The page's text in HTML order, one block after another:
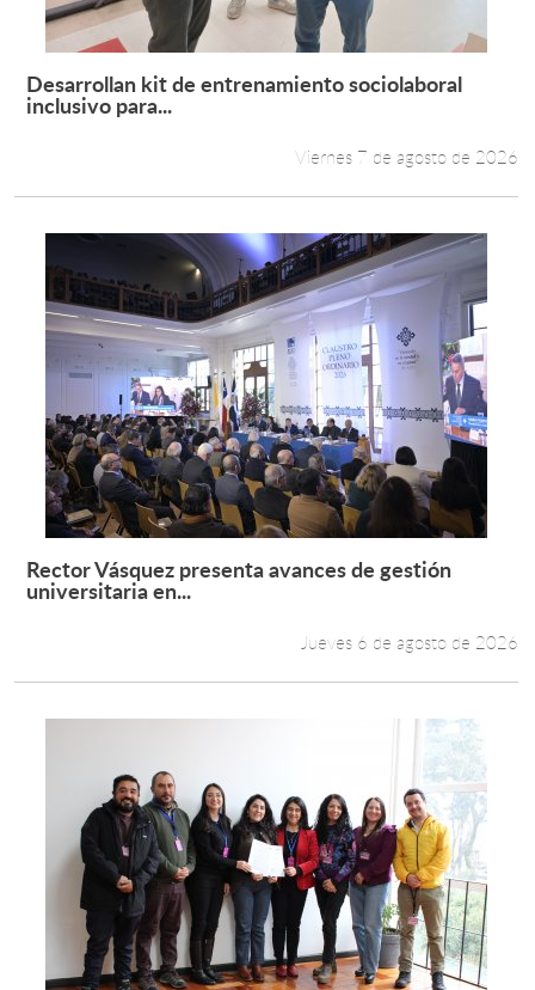
Postgrado
Formación Continua
Funcionarios
Alumni
English
Leer más +
Desarrollan kit de entrenamiento sociolaboral
inclusivo para...
Viernes 7 de agosto de 2026
Leer más +
Rector Vásquez presenta avances de gestión
universitaria en...
Jueves 6 de agosto de 2026